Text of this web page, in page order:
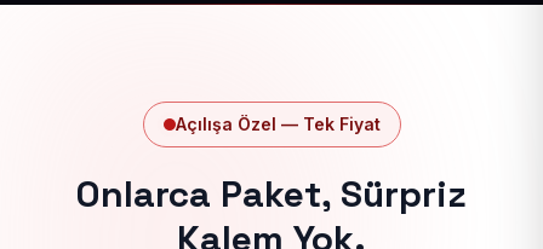
Açılışa Özel — Tek Fiyat
Onlarca Paket, Sürpriz
Kalem Yok.